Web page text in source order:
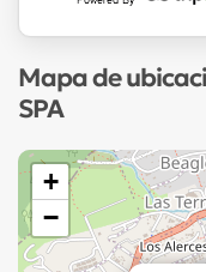
Mapa de
SPA
+
−